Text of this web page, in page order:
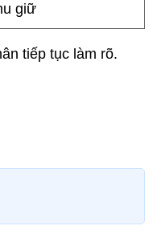
giữ
tiếp tục làm rõ.